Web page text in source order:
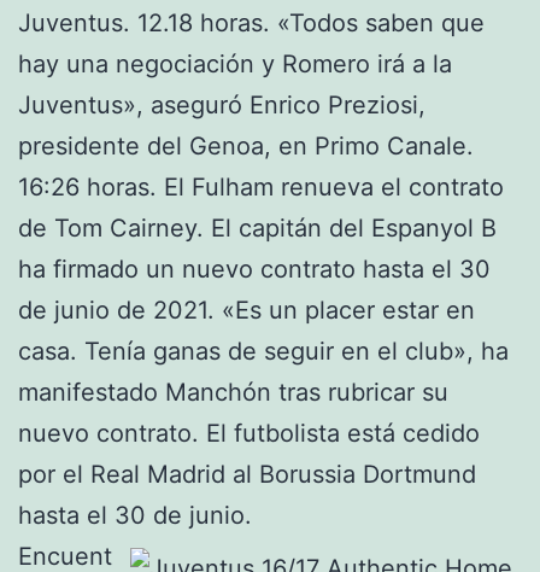
Juventus. 12.18 horas. «Todos saben que
hay una negociación y Romero irá a la
Juventus», aseguró Enrico Preziosi,
presidente del Genoa, en Primo Canale.
16:26 horas. El Fulham renueva el contrato
de Tom Cairney. El capitán del Espanyol B
ha firmado un nuevo contrato hasta el 30
de junio de 2021. «Es un placer estar en
casa. Tenía ganas de seguir en el club», ha
manifestado Manchón tras rubricar su
nuevo contrato. El futbolista está cedido
por el Real Madrid al Borussia Dortmund
hasta el 30 de junio.
Encuent